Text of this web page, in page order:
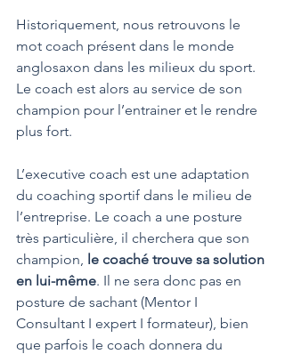
Historiquement, nous retrouvons le
mot coach présent dans le monde
anglosaxon dans les milieux du sport.
Le coach est alors au service de son
champion pour l’entrainer et le rendre
plus fort.
L’executive coach est une adaptation
du coaching sportif dans le milieu de
l’entreprise. Le coach a une posture
très particulière, il cherchera que son
champion, le coaché trouve sa solution
en lui-même. Il ne sera donc pas en
posture de sachant (Mentor I
Consultant I expert I formateur), bien
que parfois le coach donnera du